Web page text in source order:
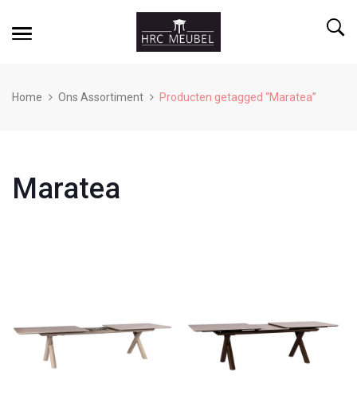
Home Ons Assortiment Producten getagged “Maratea”
Maratea